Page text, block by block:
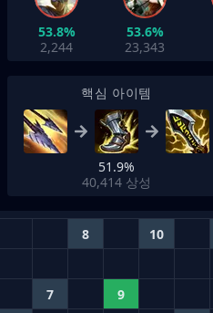
53.8%
2,244
53.6%
23,343
핵심 아이템
51.9%
40,414 상성
8 10
7 9